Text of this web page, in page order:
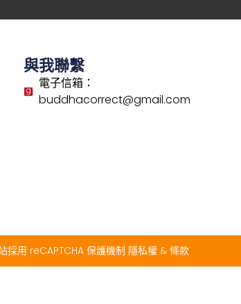
與我聯繫
電子信箱：
buddhacorrect@gmail.com
採用 reCAPTCHA 保護機制 隱私權 & 條款